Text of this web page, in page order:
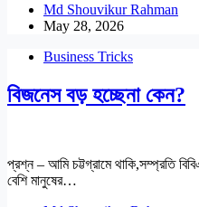
Md Shouvikur Rahman
May 28, 2026
Business Tricks
বিজনেস বড় হচ্ছেনা কেন?
প্রশ্ন – আমি চট্টগ্রামে থাকি,সম্প্রতি
বেশি মানুষের…